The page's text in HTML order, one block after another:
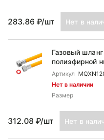
283.86 ₽/шт Нет в
Газовый
полиэфирной
Артикул
Нет в наличии
Размер
312.08 ₽/шт Нет в